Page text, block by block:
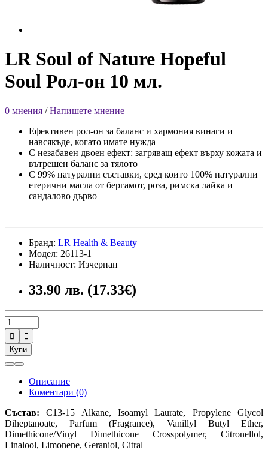
LR Soul of Nature Hopeful
Soul Рол-он 10 мл.
0 мнения /Напишете мнение
Ефективен рол-он за баланс и хармония винаги и
навсякъде, когато имате нужда
С незабавен двоен ефект: загряващ ефект върху кожата и
вътрешен баланс за тялото
С 99% натурални съставки, сред които 100% натурални
етерични масла от бергамот, роза, римска лайка и
сандалово дърво
Бранд: LR Health & Beauty
Модел: 26113-1
Наличност: Изчерпан
33.90 лв. (17.33€)


Купи
Описание
Коментари (0)
Състав: C13-15 Alkane, Isoamyl Laurate, Propylene Glycol
Diheptanoate, Parfum (Fragrance), Vanillyl Butyl Ether,
Dimethicone/Vinyl Dimethicone Crosspolymer, Citronellol,
Linalool, Limonene, Geraniol, Citral